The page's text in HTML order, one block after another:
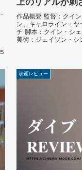
上のリアルが刺
作品概要 監督：クイ
ン、キャロライン・
チ 脚本：クイン・シ
美術：ジェイソン・
映画レビュー